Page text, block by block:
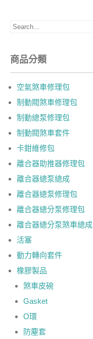
商品分類
空氣煞車修理包
制動閥煞車修理包
制動總泵修理包
制動閥煞車套件
卡鉗維修包
離合器助推器修理包
離合器總泵總成
離合器總泵修理包
離合器總分泵修理包
離合器總分泵煞車總成
活塞
動力轉向套件
橡膠製品
煞車皮碗
Gasket
O環
防塵套